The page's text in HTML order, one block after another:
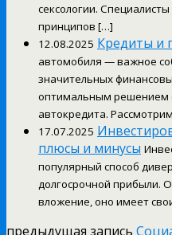
сексологии.
принципов […]
12.08.2025 Кредиты и
автомобиля — важное
значительных
оптимальным решением
автокредита.
17.07.2025
плюсы и минусы
популярный способ
долгосрочной прибыли.
вложение, оно имеет
предыдущая запись